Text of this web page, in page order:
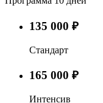
135 000 ₽
Стандарт
165 000 ₽
Интенсив